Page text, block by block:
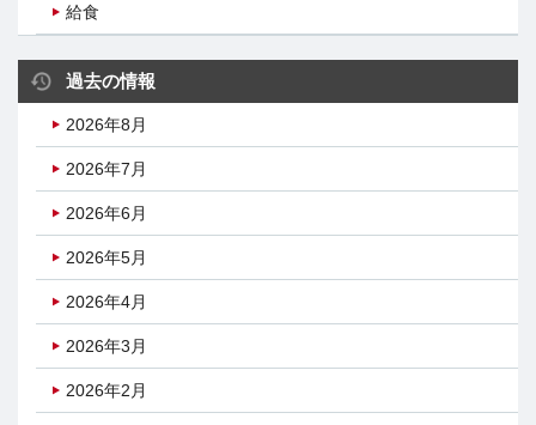
給食
過去の情報
2026年8月
2026年7月
2026年6月
2026年5月
2026年4月
2026年3月
2026年2月